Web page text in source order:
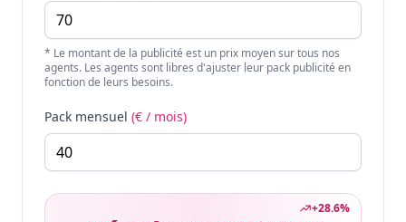
* Le montant de la publicité est un prix moyen sur tous nos
agents. Les agents sont libres d'ajuster leur pack publicité en
fonction de leurs besoins.
Pack mensuel (€ / mois)
+28.6%